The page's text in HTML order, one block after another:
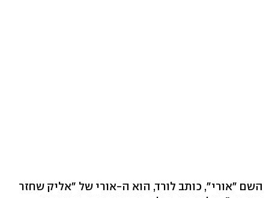
השם "אורי", כותב לורד, הוא ה-אורי של "אליק שחזר